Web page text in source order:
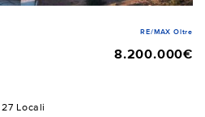
RE/MAX Oltre
8.200.000€
27 Locali